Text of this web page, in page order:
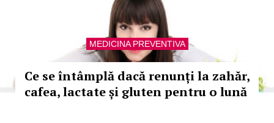
MEDICINA PREVENTIVA
Ce se întâmplă dacă renunți la zahăr,
cafea, lactate și gluten pentru o lună